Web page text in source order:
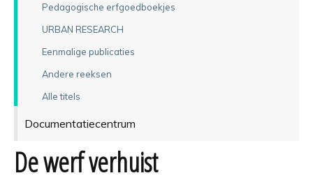
Pedagogische erfgoedboekjes
URBAN RESEARCH
Eenmalige publicaties
Andere reeksen
Alle titels
Documentatiecentrum
De werf verhuist